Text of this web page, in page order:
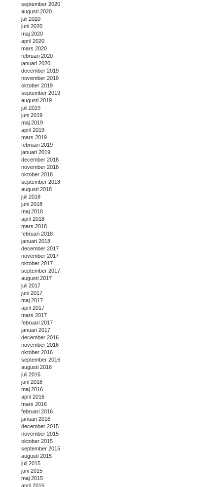
september 2020
augusti 2020
juli 2020
juni 2020
maj 2020
april 2020
mars 2020
februari 2020
januari 2020
december 2019
november 2019
oktober 2019
september 2019
augusti 2019
juli 2019
juni 2019
maj 2019
april 2019
mars 2019
februari 2019
januari 2019
december 2018
november 2018
oktober 2018
september 2018
augusti 2018
juli 2018
juni 2018
maj 2018
april 2018
mars 2018
februari 2018
januari 2018
december 2017
november 2017
oktober 2017
september 2017
augusti 2017
juli 2017
juni 2017
maj 2017
april 2017
mars 2017
februari 2017
januari 2017
december 2016
november 2016
oktober 2016
september 2016
augusti 2016
juli 2016
juni 2016
maj 2016
april 2016
mars 2016
februari 2016
januari 2016
december 2015
november 2015
oktober 2015
september 2015
augusti 2015
juli 2015
juni 2015
maj 2015
april 2015